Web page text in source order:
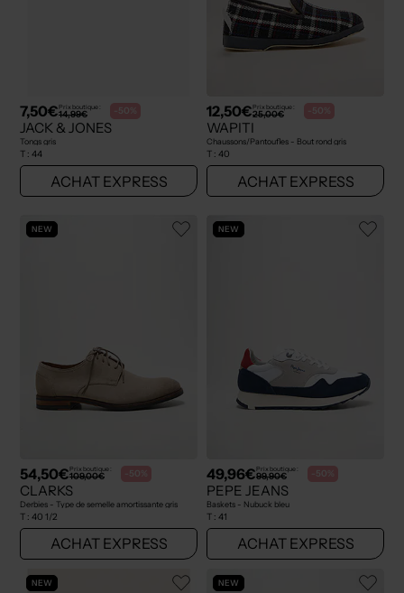
7,50€Prix boutique :
14,99€ -50%
JACK & JONES
Tongs gris
T : 44
ACHAT EXPRESS
12,50€Prix boutique :
25,00€ -50%
WAPITI
Chaussons/Pantoufles - Bout rond gris
T : 40
ACHAT EXPRESS
NEW
54,50€Prix boutique :
109,00€ -50%
CLARKS
Derbies - Type de semelle amortissante gris
T : 40 1/2
ACHAT EXPRESS
NEW
49,96€Prix boutique :
99,90€ -50%
PEPE JEANS
Baskets - Nubuck bleu
T : 41
ACHAT EXPRESS
NEW NEW